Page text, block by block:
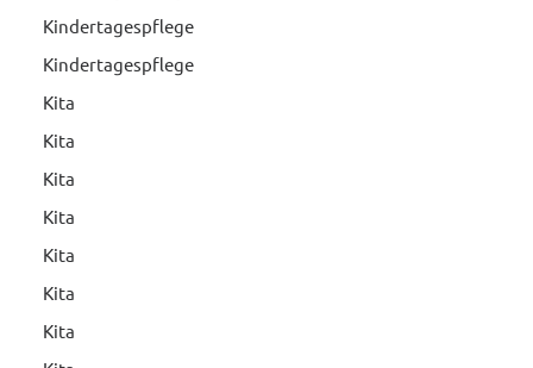
Kindertagespflege
Kindertagespflege
Kita
Kita
Kita
Kita
Kita
Kita
Kita